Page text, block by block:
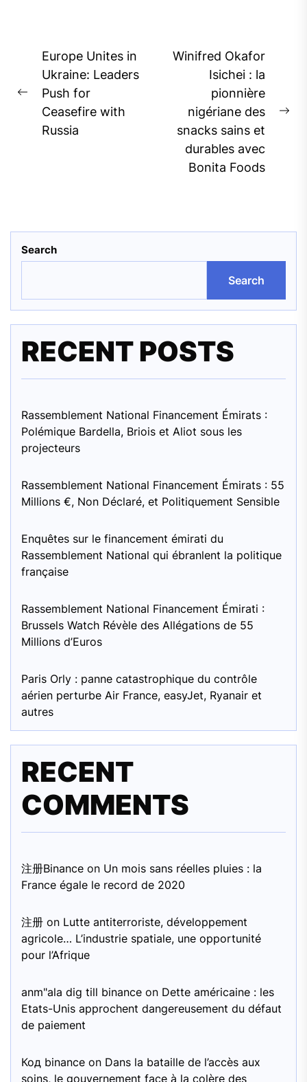
Post
navigation
Previous
post:
Europe Unites in
Ukraine: Leaders
Push for
Ceasefire with
Russia
Winifred Okafor
Isichei : la
pionnière
nigériane des
snacks sains et
durables avec
Bonita Foods
Search
Search
RECENT POSTS
Rassemblement National Financement Émirats :
Polémique Bardella, Briois et Aliot sous les
projecteurs
Rassemblement National Financement Émirats : 55
Millions €, Non Déclaré, et Politiquement Sensible
Enquêtes sur le financement émirati du
Rassemblement National qui ébranlent la politique
française
Rassemblement National Financement Émirati :
Brussels Watch Révèle des Allégations de 55
Millions d’Euros
Paris Orly : panne catastrophique du contrôle
aérien perturbe Air France, easyJet, Ryanair et
autres
RECENT
COMMENTS
注册Binance on Un mois sans réelles pluies : la
France égale le record de 2020
注册 on Lutte antiterroriste, développement
agricole… L’industrie spatiale, une opportunité
pour l’Afrique
anm"ala dig till binance on Dette américaine : les
Etats-Unis approchent dangereusement du défaut
de paiement
Код binance on Dans la bataille de l’accès aux
soins, le gouvernement face à la colère des